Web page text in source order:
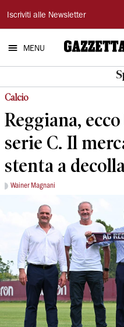
Gazzetta
di
Reggio
Iscriviti alle Newsletter
MENU
Calcio
Reggiana,
serie C. Il
stenta a
Wainer Magnani